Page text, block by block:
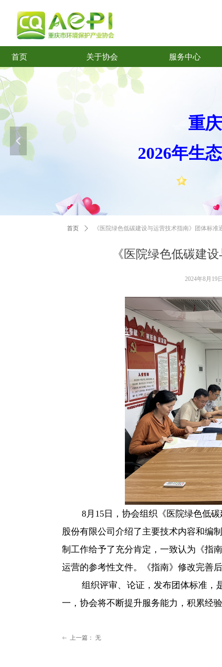
首页
首页
关于协会
关于协会
服务中心
重
2026年生
넳
《医院绿色低碳建
首页 ꄲ 《医院绿色低碳建设与运营技术指南》团体标准
8月15日，协会组织《医院绿色低碳
股份有限公司介绍了主要技术内容和编
制工作给予了充分肯定，一致认为 《指
运营的参考性文件。《指南》修改完善
组织评审、论证，发布团体标准，
一，协会将不断提升服务能力，积累经
2024年8月19
ꂃ 上一篇： 无